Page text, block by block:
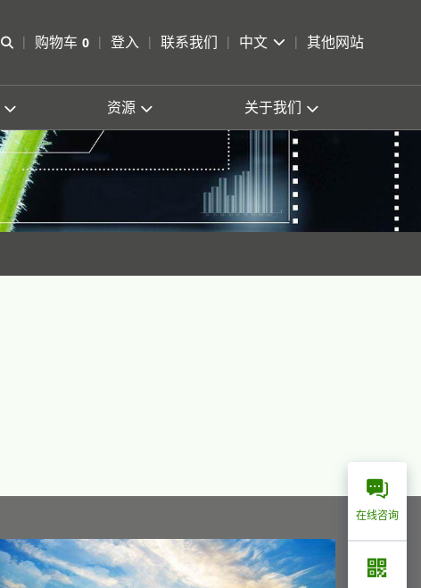
Open Search
购物车 0
查看购物车
登入 联系我们 中文 其他网站
资源 关于我们
在线咨询